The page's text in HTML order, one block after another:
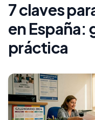
7 claves
en España:
práctica